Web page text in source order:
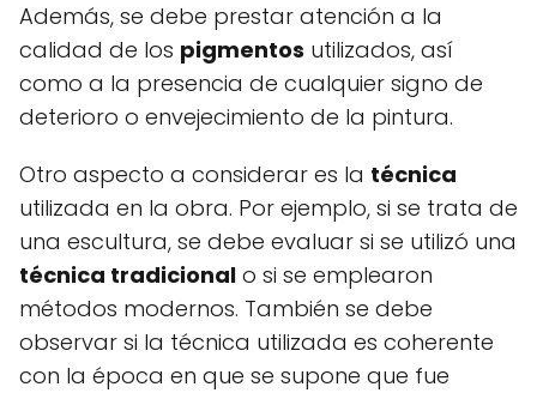
Además, se debe prestar atención a la
calidad de los pigmentos utilizados, así
como a la presencia de cualquier signo de
deterioro o envejecimiento de la pintura.
Otro aspecto a considerar es la técnica
utilizada en la obra. Por ejemplo, si se trata de
una escultura, se debe evaluar si se utilizó una
técnica tradicional o si se emplearon
métodos modernos. También se debe
observar si la técnica utilizada es coherente
con la época en que se supone que fue